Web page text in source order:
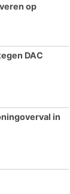
op
DAC
in